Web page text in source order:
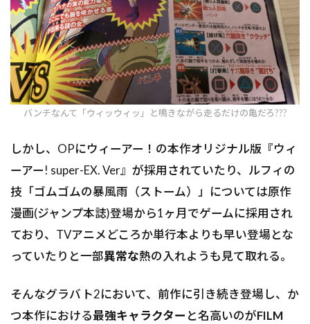
バンチなんて「ウィッウィッ」と鳴きながら走るだけの亀だろ???
しかし、OPにウィーアー！の本作オリジナル版 『ウィ
ーアー! super-EX. Ver』が採用されていたり、ルフィの
技「ゴムゴムの暴風雨（ストーム）」については原作
漫画(ジャンプ本誌)登場から1ヶ月でゲームに採用され
ており、TVアニメどころか単行本よりも早い登場とな
っていたりと一部異常な熱の入れようも見て取れる。
そんなグラバト2において、前作に引き続き登場し、か
つ本作における最強キャラクター と名高いのがFILM